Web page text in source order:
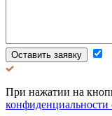
Оставить заявку
При нажатии на
конфиденциальности